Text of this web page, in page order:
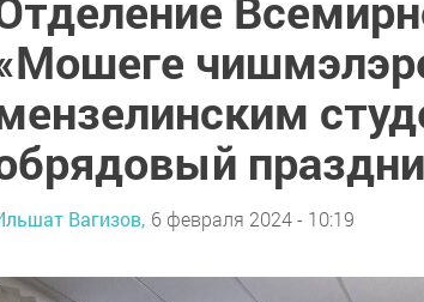
Вагизов, 6 февраля 2024 - 10:19